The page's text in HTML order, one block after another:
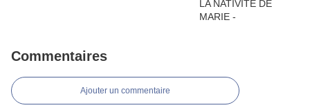
Commentaires
Ajouter un commentaire